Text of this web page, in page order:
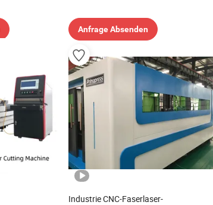
Anfrage Absenden
Industrie CNC-Faserlaser-